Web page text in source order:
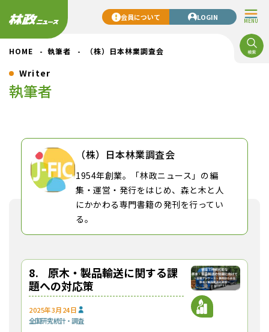
MENU
会員について LOGIN
HOME 執筆者 （株）日本林業調査会
Writer
執筆者
（株）日本林業調査会
1954年創業。「林政ニュース」の編
集・運営・発行をはじめ、森と木と人
にかかわる専門書籍の発刊を行ってい
る。
8. 原木・製品輸送に関する課
題への対応策
2025年3月24日
全国研究統計・調査